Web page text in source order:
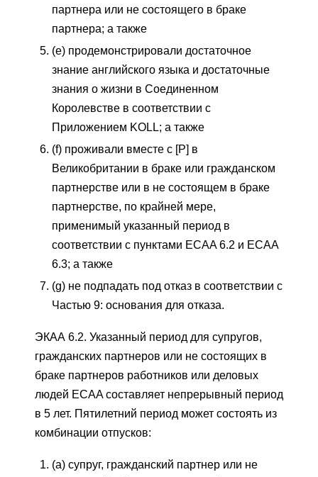
партнера или не состоящего в браке
партнера; а также
(e) продемонстрировали достаточное
знание английского языка и достаточные
знания о жизни в Соединенном
Королевстве в соответствии с
Приложением KOLL; а также
(f) проживали вместе с [P] в
Великобритании в браке или гражданском
партнерстве или в не состоящем в браке
партнерстве, по крайней мере,
применимый указанный период в
соответствии с пунктами ECAA 6.2 и ECAA
6.3; а также
(g) не подпадать под отказ в соответствии с
Частью 9: основания для отказа.
ЭКАА 6.2. Указанный период для супругов,
гражданских партнеров или не состоящих в
браке партнеров работников или деловых
людей ECAA составляет непрерывный период
в 5 лет. Пятилетний период может состоять из
комбинации отпусков:
(a) супруг, гражданский партнер или не